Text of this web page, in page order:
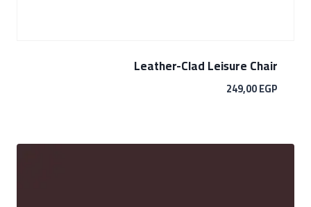
Leather-Clad Leisure Chair
249,00EGP